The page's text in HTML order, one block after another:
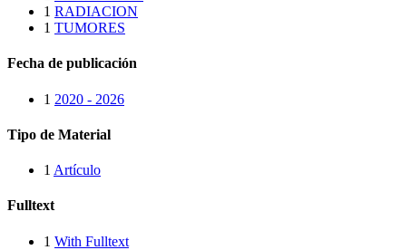
1 RADIACION
1 TUMORES
Fecha de publicación
1 2020 - 2026
Tipo de Material
1 Artículo
Fulltext
1 With Fulltext